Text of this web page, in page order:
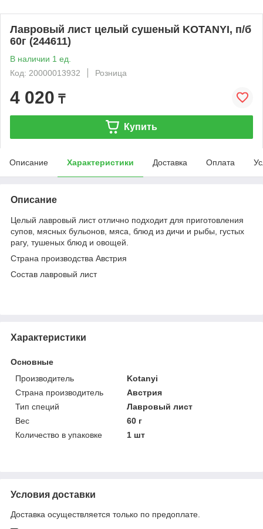
Лавровый лист целый сушеный KOTANYI, п/б
60г (244611)
В наличии 1 ед.
Код: 20000013932
Розница
4 020 ₸
Купить
Описание Характеристики Доставка Оплата
Описание
Целый лавровый лист отлично подходит для приготовления
супов, мясных бульонов, мяса, блюд из дичи и рыбы, густых
рагу, тушеных блюд и овощей.
Страна производства Австрия
Состав лавровый лист
Характеристики
Основные
Производитель
Kotanyi
Страна производитель
Австрия
Тип специй
Лавровый лист
Вес
60 г
Количество в упаковке
1 шт
Условия доставки
Доставка осуществляется только по предоплате.